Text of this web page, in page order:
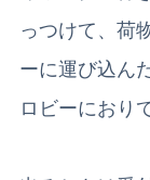
っつけて、荷
ーに運び込んだ
ロビーにおり